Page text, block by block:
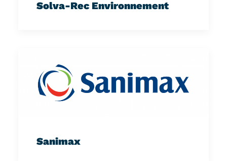
Solva-Rec Environnement
Sanimax